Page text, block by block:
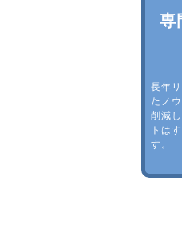
専
長年
たノ
削減
トは
す。